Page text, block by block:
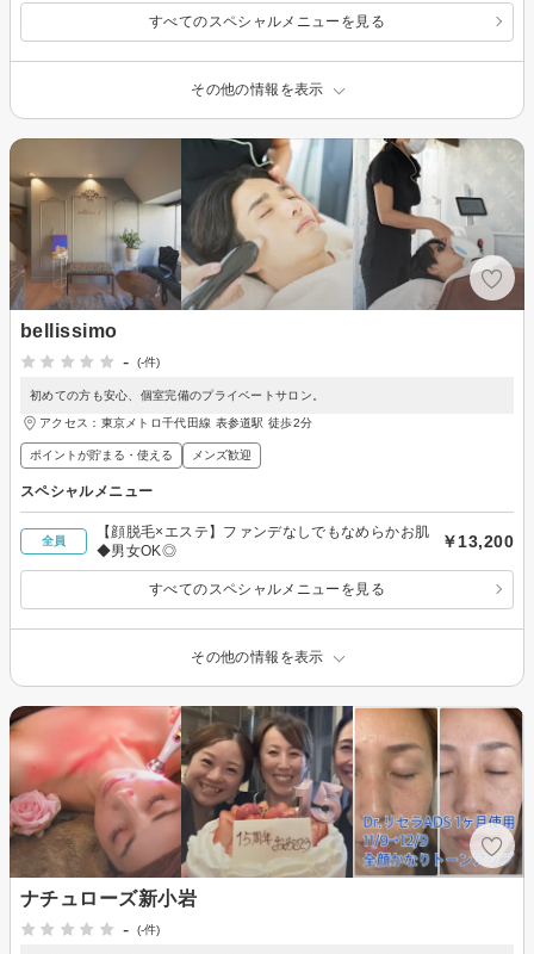
すべてのスペシャルメニューを見る
その他の情報を表示
bellissimo
-
(-件)
初めての方も安心、個室完備のプライベートサロン。
アクセス：東京メトロ千代田線 表参道駅 徒歩2分
ポイントが貯まる・使える メンズ歓迎
スペシャルメニュー
全員
【顔脱毛×エステ】ファンデなしでもなめらかお肌
◆男女OK◎
￥13,200
すべてのスペシャルメニューを見る
その他の情報を表示
ナチュローズ新小岩
-
(-件)